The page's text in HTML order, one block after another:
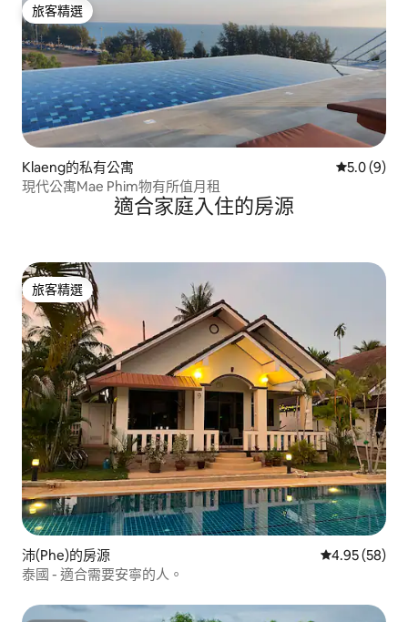
旅客精選
旅客精選
Klaeng的私有公寓 從 9 則評
5.0 (9)
現代公寓Mae Phim物有所值月租
適合家庭入住的房源
旅客精選
旅客精選
沛(Phe)的房源 從 58 則評價
4.95 (58)
泰國 - 適合需要安寧的人。